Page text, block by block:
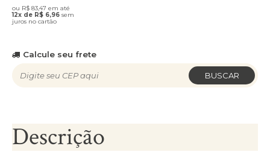
ou R$ 83,47 em até
12x de R$ 6,96 sem
juros no cartão
Calcule seu frete
BUSCAR
Descrição